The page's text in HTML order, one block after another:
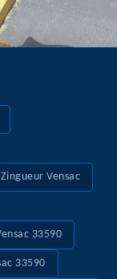
Zingueur Vensac
33590
33590